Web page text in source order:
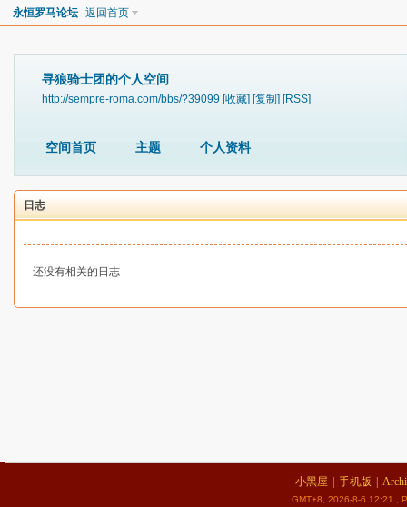
永恒罗马论坛 返回首页
寻狼骑士团的个人空间
http://sempre-roma.com/bbs/?39099 [收藏] [复制] [RSS]
空间首页 主题 个人资料
日志
还没有相关的日志
小黑屋 手机版
GMT+8, 2026-8-6 12:21 ,